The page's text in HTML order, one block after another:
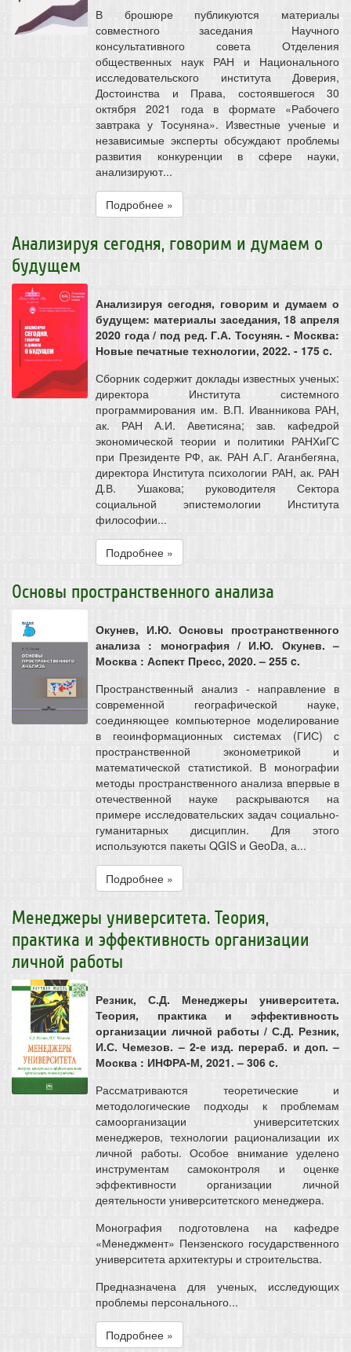
В брошюре публикуются материалы
совместного заседания Научного
консультативного совета Отделения
общественных наук РАН и Национального
исследовательского института Доверия,
Достоинства и Права, состоявшегося 30
октября 2021 года в формате «Рабочего
завтрака у Тосуняна». Известные ученые и
независимые эксперты обсуждают проблемы
развития конкуренции в сфере науки,
анализируют...
Подробнее »
Анализируя сегодня, говорим и думаем о
будущем
Анализируя сегодня, говорим и думаем о
будущем: материалы заседания, 18 апреля
2020 года / под ред. Г.А. Тосунян. - Москва:
Новые печатные технологии, 2022. - 175 c.
Сборник содержит доклады известных ученых:
директора Института системного
программирования им. В.П. Иванникова РАН,
ак. РАН А.И. Аветисяна; зав. кафедрой
экономической теории и политики РАНХиГС
при Президенте РФ, ак. РАН А.Г. Аганбегяна,
директора Института психологии РАН, ак. РАН
Д.В. Ушакова; руководителя Сектора
социальной эпистемологии Института
философии...
Подробнее »
Основы пространственного анализа
Окунев, И.Ю. Основы пространственного
анализа : монография / И.Ю. Окунев. –
Москва : Аспект Пресс, 2020. – 255 c.
Пространственный анализ - направление в
современной географической науке,
соединяющее компьютерное моделирование
в геоинформационных системах (ГИС) с
пространственной эконометрикой и
математической статистикой. В монографии
методы пространственного анализа впервые в
отечественной науке раскрываются на
примере исследовательских задач социально-
гуманитарных дисциплин. Для этого
используются пакеты QGIS и GeoDa, а...
Подробнее »
Менеджеры университета. Теория,
практика и эффективность организации
личной работы
Резник, С.Д. Менеджеры университета.
Теория, практика и эффективность
организации личной работы / С.Д. Резник,
И.С. Чемезов. – 2-е изд. перераб. и доп. –
Москва : ИНФРА-М, 2021. – 306 c.
Рассматриваются теоретические и
методологические подходы к проблемам
самоорганизации университетских
менеджеров, технологии рационализации их
личной работы. Особое внимание уделено
инструментам самоконтроля и оценке
эффективности организации личной
деятельности университетского менеджера.
Монография подготовлена на кафедре
«Менеджмент» Пензенского государственного
университета архитектуры и строительства.
Предназначена для ученых, исследующих
проблемы персонального...
Подробнее »